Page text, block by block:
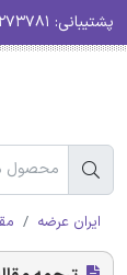
پشتیبانی:
ایران عرضه